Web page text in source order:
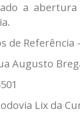
a
de Referência
Augusto
Lix da